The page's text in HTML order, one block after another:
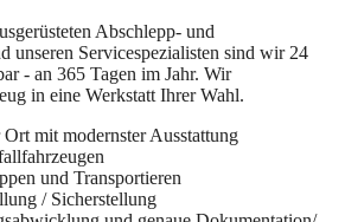
Abschlepp- und
unseren Servicespezialisten sind wir 24
- an 365 Tagen im Jahr. Wir
in eine Werkstatt Ihrer Wahl.
mit modernster Ausstattung
und Transportieren
/ Sicherstellung